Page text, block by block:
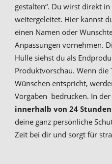
gestalten“. Du wirst direkt
weitergeleitet. Hier kannst
einen Namen oder
Anpassungen vornehmen.
Hülle siehst du als
Produktvorschau. Wenn die
Wünschen entspricht,
Vorgaben bedrucken. In
innerhalb von 24
deine ganz persönliche
Zeit bei dir und sorgt für